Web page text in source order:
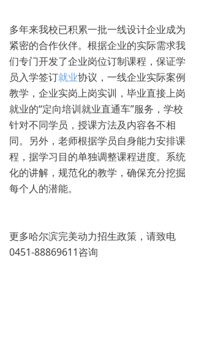
多年来我校已积累一批一线设计企业成为
紧密的合作伙伴。根据企业的实际需求我
们专门开发了企业岗位订制课程，保证学
员入学签订就业协议，一线企业实际案例
教学，企业实岗上岗实训，毕业直接上岗
就业的“定向培训就业直通车”服务，学校
针对不同学员，授课方法及内容各不相
同。另外，老师根据学员自身能力安排课
程，据学习目的单独调整课程进度。系统
化的讲解，规范化的教学，确保充分挖掘
每个人的潜能。
更多哈尔滨完美动力招生政策，请致电
0451-88869611咨询